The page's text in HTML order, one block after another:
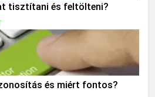
tisztítani és feltölteni?
és miért fontos?